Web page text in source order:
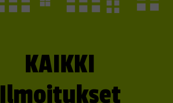
KAIKKI
Ilmoitukset